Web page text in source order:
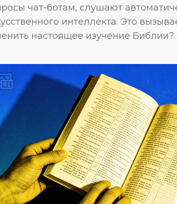
чат-ботам, слушают
интеллекта. Это
настоящее изучение Библии?